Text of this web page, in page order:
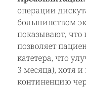
операции
большинством
показывают, что
позволяет
катетера, что
3 месяца), хотя
континенцию